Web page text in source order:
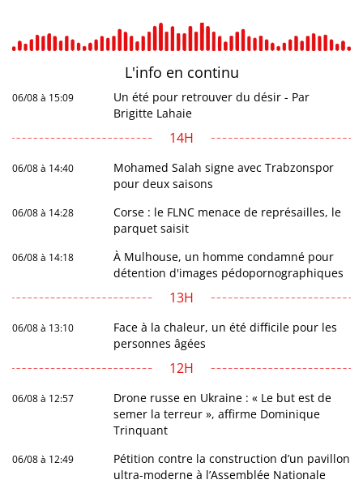
L'info en continu
06/08 à 15:09
Un été pour retrouver du désir - Par
Brigitte Lahaie
14H
06/08 à 14:40
Mohamed Salah signe avec Trabzonspor
pour deux saisons
06/08 à 14:28
Corse : le FLNC menace de représailles, le
parquet saisit
06/08 à 14:18
À Mulhouse, un homme condamné pour
détention d'images pédopornographiques
13H
06/08 à 13:10
Face à la chaleur, un été difficile pour les
personnes âgées
12H
06/08 à 12:57
Drone russe en Ukraine : « Le but est de
semer la terreur », affirme Dominique
Trinquant
06/08 à 12:49
Pétition contre la construction d’un pavillon
ultra-moderne à l’Assemblée Nationale